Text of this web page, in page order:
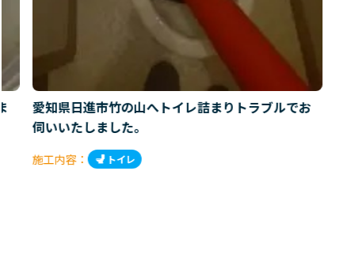
愛知県日進市竹の山へトイレ詰まりトラブルでお
伺いいたしました。
施工内容： トイレ